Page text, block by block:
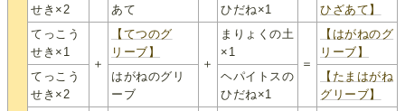
せき×2
あて
ひだね×1
ひざあて】
てっこう
せき×1
＋
【てつのグ
リーブ】
＋
まりょくの土
×1
＝
【はがねのグ
リーブ】
てっこう
せき×2
はがねのグリ
ーブ
ヘパイトスの
ひだね×1
【たまはがね
グリーブ】